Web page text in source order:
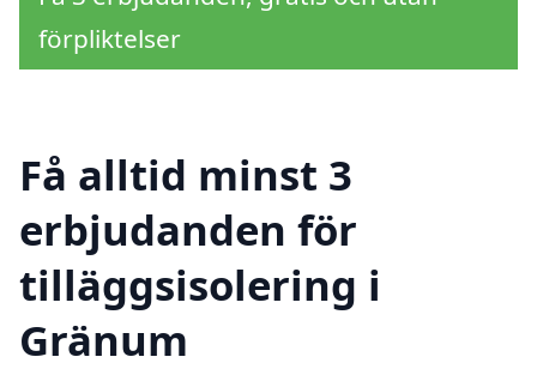
förpliktelser
Få alltid minst 3
erbjudanden för
tilläggsisolering i
Gränum